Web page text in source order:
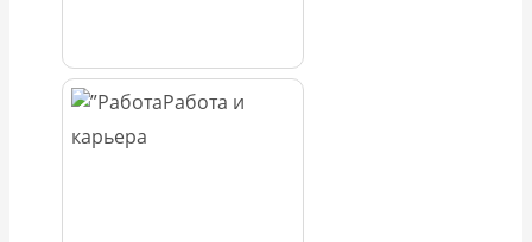
Работа и
карьера